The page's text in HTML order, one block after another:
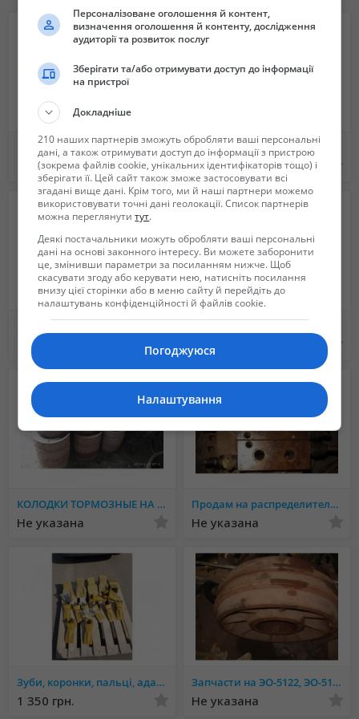
Система водоохлаждения кг (фунт):
Порядок работы цилиндров: 1R-6L-5R-2L-3R-4L-6R-1L-2R-5L-4R-3L
Выхлопная система:
Допустимый диаметр выхлопной трубы мм (дюйм): 152
Максимально допустимое сопротивление на впуске:
С чистым фильтрующим элементом кПа (д рт ст): 3.74
С загрязненным фильтрующим элементом: 6.23
Система охлаждения:
Емкость системы охлаждения:
ТОЛЬКО двигатель л (U.S.Gal): 118 (31)
С оснащенным радиатором [температура воздуха 37.8° С (100° F) ] L
(U.S.Gal)
Технические данные:
Число оборотов на холостом ходу: 725
Макс. Скорость вращения на холостом ходу об/мин: 2400
Максимальная скорость об/мин: 2625
Товар в наличии!
Корпусные подшипники к С\Х технике , оборудованию
115 грн. Не указана
1 грн.
КОЛОДКИ ТОРМОЗНЫЕ НА ПРИЦЕП 2ПТС-4, 2ПТС-6, 2ПТС-9
Не указана
Продам на распределители: клапанные коробки секции, клапана.
Не указана
Зуби, коронки, пальці, адаптера на ковші для екскаваторів і навантажувачів
1 350 грн.
Запчасти на ЭО-5122, ЭО-5124, ЭО-2503, ЭО-6123.
Не указана
Персоналізоване оголошення й контент,
визначення оголошення й контенту, дослідження
аудиторії та розвиток послуг
Зберігати та/або отримувати доступ до інформації
на пристрої
Докладніше
210 наших партнерів зможуть обробляти ваші персональні
дані, а також отримувати доступ до інформації з пристрою
(зокрема файлів cookie, унікальних ідентифікаторів тощо) і
зберігати її. Цей сайт також зможе застосовувати всі
згадані вище дані. Крім того, ми й наші партнери можемо
використовувати точні дані геолокації. Список партнерів
можна переглянутитут.
Деякі постачальники можуть обробляти ваші персональні
дані на основі законного інтересу. Ви можете заборонити
це, змінивши параметри за посиланням нижче. Щоб
скасувати згоду або керувати нею, натисніть посилання
внизу цієї сторінки або в меню сайту й перейдіть до
налаштувань конфіденційності й файлів cookie.
Погоджуюся
Налаштування